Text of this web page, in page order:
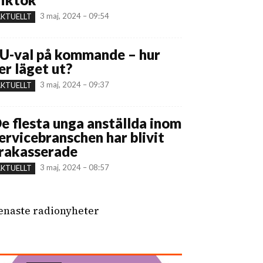
3 maj, 2024 – 09:54
val på kommande – hur
läget ut?
3 maj, 2024 – 09:37
flesta unga anställda inom
har blivit
3 maj, 2024 – 08:57
radionyheter